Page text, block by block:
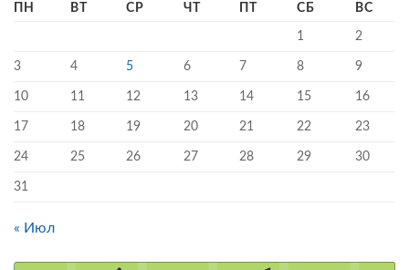
ПН ВТ СР ЧТ ПТ СБ ВС
1 2
3 4 5 6 7 8 9
10 11 12 13 14 15 16
17 18 19 20 21 22 23
24 25 26 27 28 29 30
31
« Июл